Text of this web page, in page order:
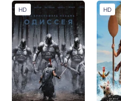
HD HD